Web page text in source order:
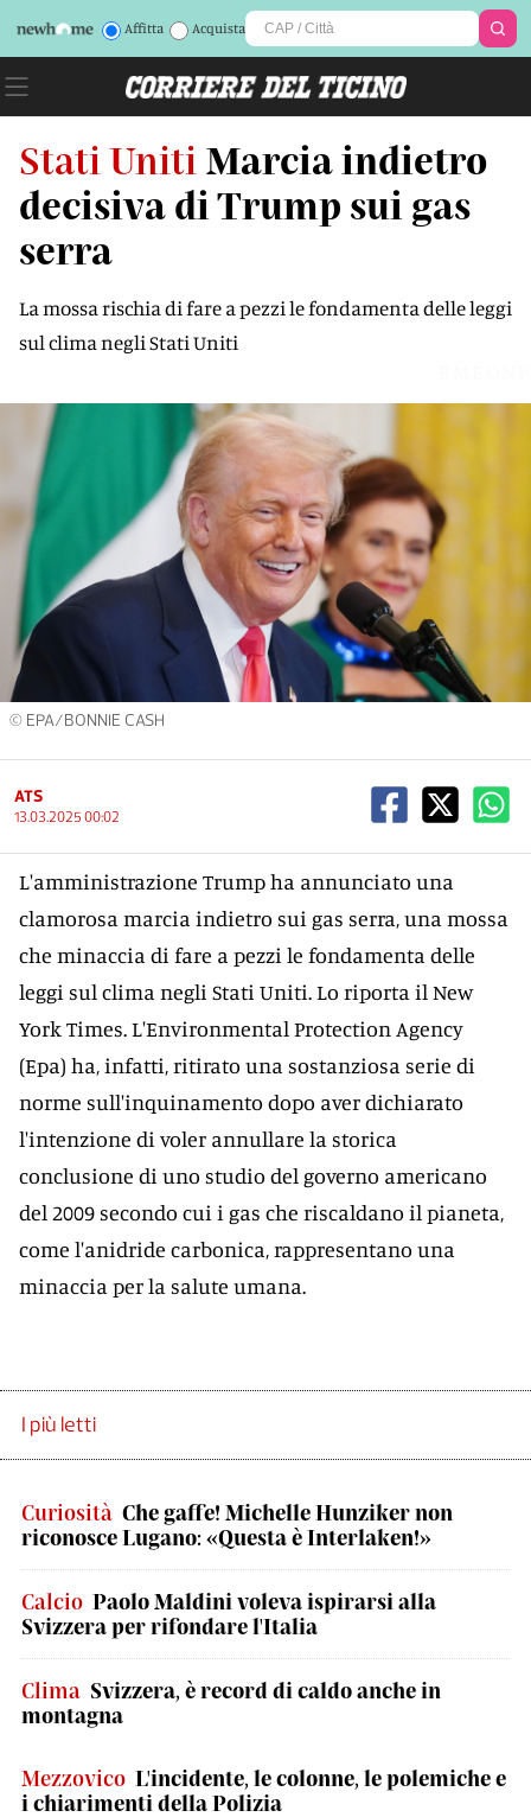
Affitta Acquista
Stati Uniti Marcia indietro
decisiva di Trump sui gas
serra
La mossa rischia di fare a pezzi le fondamenta delle leggi
sul clima negli Stati Uniti
© EPA/BONNIE CASH
ATS
13.03.2025 00:02
L'amministrazione Trump ha annunciato una
clamorosa marcia indietro sui gas serra, una mossa
che minaccia di fare a pezzi le fondamenta delle
leggi sul clima negli Stati Uniti. Lo riporta il New
York Times. L'Environmental Protection Agency
(Epa) ha, infatti, ritirato una sostanziosa serie di
norme sull'inquinamento dopo aver dichiarato
l'intenzione di voler annullare la storica
conclusione di uno studio del governo americano
del 2009 secondo cui i gas che riscaldano il pianeta,
come l'anidride carbonica, rappresentano una
minaccia per la salute umana.
I più letti
Curiosità Che gaffe! Michelle Hunziker non
riconosce Lugano: «Questa è Interlaken!»
Calcio Paolo Maldini voleva ispirarsi alla
Svizzera per rifondare l'Italia
Clima Svizzera, è record di caldo anche in
montagna
Mezzovico L'incidente, le colonne, le polemiche e
i chiarimenti della Polizia